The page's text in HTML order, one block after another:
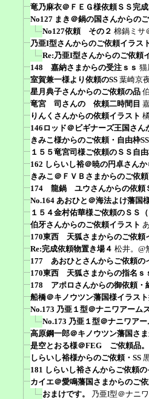
竜乃麻衣＠ＦＥＧ様依頼ＳＳ完
No127 まき＠鍋の国さんからの
No127依頼 その２ 棉鍋ミサ
乃亜I型さんからのご依頼イラス
Re:乃亜I型さんからのご依頼
148 嘉納さまからの受注ｓｓ 猫
室賀兼一様より依頼のSS 葉崎京
星月典子さんからのご依頼の品
竜宮 司さんの 依頼二時間目
りんくさんからの依頼イラスト
146ロッド＠ビギナーズ王国さん
きみこ様からのご依頼・自由枠SS
１５５竜宮司様ご依頼のＳＳ自由
162 しらいし裕＠暁の円卓さん
きみこ＠ＦＶＢさまからのご依
174 龍鍋 ユウさんからの依頼
No.164 あおひと＠海法よけ藩
１５４金村佑華様ご依頼のＳＳ
伯牙さんからのご依頼イラスト
170東西 天狐さまからのご依頼
Re:完成依頼物置き場４ 松井。@
177 あおひとさんからご依頼の
170東西 天狐さまからの指名ｓ
178 アポロさんからの御依頼・
船橋＠キノウツン藩国様イラス
No.173 乃亜１型＠ナニワアーム
No.173 乃亜１型＠ナニワア
高原鋼一郎＠キノウツン藩国さ
是空とおる様＠FEG ご依頼品。
しらいし裕様からのご依頼・SS
181 しらいし裕さんからご依頼の
カイエ＠愛鳴藩国さまからのご
おまけです。
乃亜I型＠ナニ